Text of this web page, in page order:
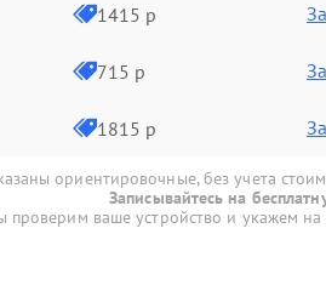
1415 р
715 р
1815 р
ориентировочные, без учета
Записывайтесь на
проверим ваше устройство и укажем на